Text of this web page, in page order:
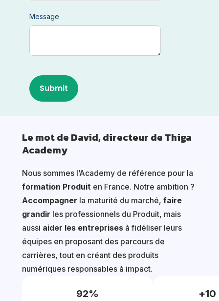
Message
Le mot de David, directeur de Thiga
Academy
Nous sommes l’Academy de référence pour la
formation Produit en France. Notre ambition ?
Accompagner la maturité du marché, faire
grandir les professionnels du Produit, mais
aussi aider les entreprises à fidéliser leurs
équipes en proposant des parcours de
carrières, tout en créant des produits
numériques responsables à impact.
92% +